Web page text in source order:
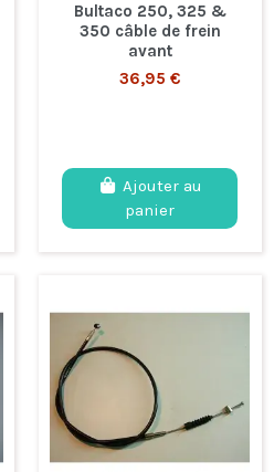
Bultaco 250, 325 &
350 câble de frein
avant
36,95 €
Ajouter au
panier